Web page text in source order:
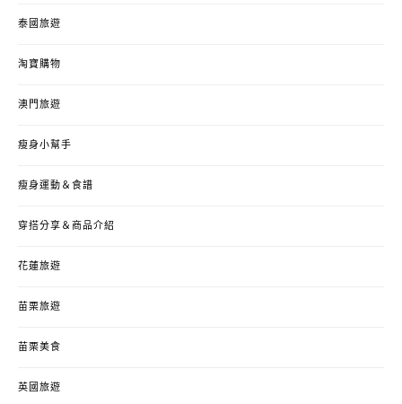
泰國旅遊
淘寶購物
澳門旅遊
瘦身小幫手
瘦身運動＆食譜
穿搭分享＆商品介紹
花蓮旅遊
苗栗旅遊
苗栗美食
英國旅遊